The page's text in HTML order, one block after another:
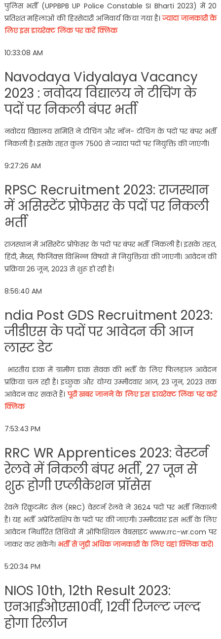
पुलिस भर्ती (UPPBPB UP Police Constable SI Bharti 2023) में 20
प्रतिशत महिलाओं की हिस्सेदारी अनिवार्य किया गया है।ज्यादा जानकारी के
लिए इस डायरेक्ट लिंक पर करें क्लिक
10:33:08 AM
Navodaya Vidyalaya Vacancy
2023 : नवोदय विद्यालय ने टीचिंग के
पदों पर निकली बंपर भर्ती
नवोदय विद्यालय समिति ने टीचिंग और नॉन- टीचिंग के पदों पर बंपर भर्ती
निकली है। इसके तहत कुल 7500 से ज्यादा पदों पर नियुक्ति की जाएंगी।
9:27:26 AM
RPSC Recruitment 2023: राजस्थान
में असिस्टेंट प्रोफेसर के पदों पर निकली
भर्ती
राजस्थान में असिस्टेंट प्रोफेसर के पदों पर बंपर भर्ती निकली है। इसके तहत,
हिंदी, मैथ्स, फिजिक्स विभिन्न विषयों में नियुक्तियां की जाएगी। आवेदन की
प्रक्रिया 26 जून, 2023 से शुरू हो रही है।
8:56:40 AM
ndia Post GDS Recruitment 2023:
जीडीएस के पदों पर आवेदन की आज
लास्ट डेट
भारतीय डाक में ग्रामीण डाक सेवक की भर्ती के लिए फिलहाल आवेदन
प्रक्रिया चल रही है। इच्छुक और योग्य उम्मीदवार आज, 23 जून, 2023 तक
आवेदन कर सकते हैं।पूरी खबर जानने के लिए इस डायरेक्ट लिंक पर करें
क्लिक
7:53:43 PM
RRC WR Apprentices 2023: वेस्टर्न
रेलवे में निकली बंपर भर्ती, 27 जून से
शुरू होगी एप्लीकेशन प्रॉसेस
रेवले रिक्रूटमेंट सेल (RRC) वेस्टर्न रेलवे ने 3624 पदों पर भर्ती निकाली
है। यह भर्ती अप्रेंटिसशिप के पदों पर की जाएगी। उम्मीदवार इस भर्ती के लिए
आवेदन निर्धारित तिथियों में ऑफिशियल वेबसाइट www.rrc-wr.com पर
जाकर कर सकेंगे। भर्ती से जुड़ी अधिक जानकारी के लिए यहां क्लिक करें।
5:20:34 PM
NIOS 10th, 12th Result 2023:
एनआईओएस10वीं, 12वीं रिजल्ट जल्द
होगा रिलीज